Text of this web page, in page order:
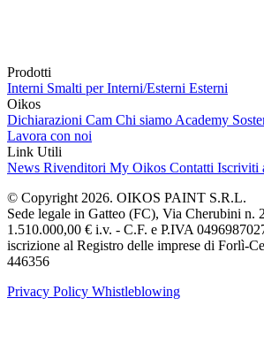
Prodotti
Interni Smalti per Interni/Esterni Esterni
Oikos
Dichiarazioni Cam Chi siamo Academy
Lavora con noi
Link Utili
News Rivenditori My Oikos Contatti Iscriviti
© Copyright 2026. OIKOS PAINT S.R.L.
Sede legale in Gatteo (FC), Via Cherubini n.
1.510.000,00 € i.v. - C.F. e P.IVA
iscrizione al Registro delle imprese di Forlì-
446356
Privacy Policy Whistleblowing